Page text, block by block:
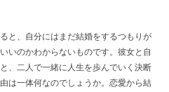
と、自分にはまだ結婚をするつもりが
いのかわからないものです。彼女と自
、二人で一緒に人生を歩んでいく決断
は一体何なのでしょうか。恋愛から結